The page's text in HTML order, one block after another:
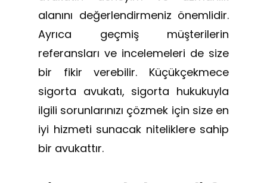
alanını değerlendirmeniz önemlidir.
Ayrıca geçmiş müşterilerin
referansları ve incelemeleri de size
bir fikir verebilir. Küçükçekmece
sigorta avukatı, sigorta hukukuyla
ilgili sorunlarınızı çözmek için size en
iyi hizmeti sunacak niteliklere sahip
bir avukattır.